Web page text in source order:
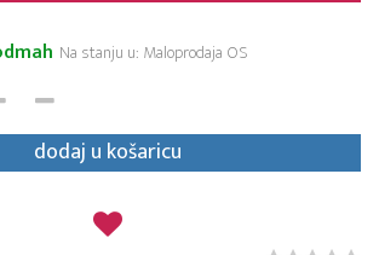
Na stanju u: Maloprodaja OS
dodaj u košaricu